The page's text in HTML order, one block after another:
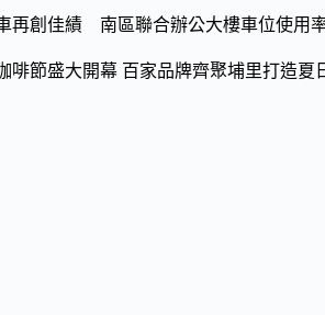
再創佳績 南區聯合辦公大樓車位使用
啡節盛大開幕 百家品牌齊聚埔里打造夏